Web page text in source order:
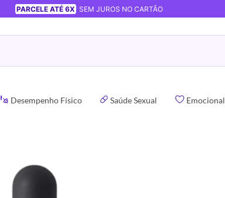
PARCELE ATÉ 6X SEM JUROS NO CARTÃO
Desempenho Físico Saúde Sexual Emocional